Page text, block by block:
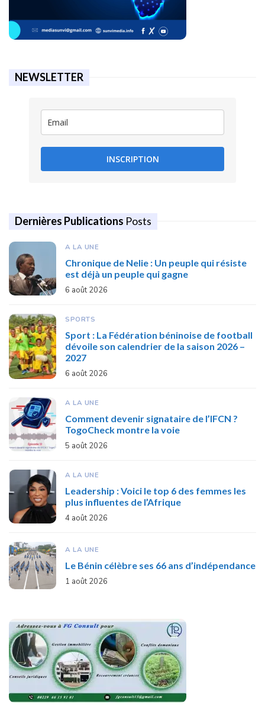
NEWSLETTER
INSCRIPTION
Dernières Publications Posts
A LA UNE
Chronique de Nelie : Un peuple qui résiste
est déjà un peuple qui gagne
6 août 2026
SPORTS
Sport : La Fédération béninoise de football
dévoile son calendrier de la saison 2026 –
2027
6 août 2026
A LA UNE
Comment devenir signataire de l’IFCN ?
TogoCheck montre la voie
5 août 2026
A LA UNE
Leadership : Voici le top 6 des femmes les
plus influentes de l’Afrique
4 août 2026
A LA UNE
Le Bénin célèbre ses 66 ans d’indépendance
1 août 2026